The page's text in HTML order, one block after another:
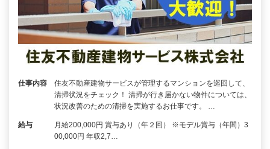
仕事内容
住友不動産建物サービスが管理するマンションを巡回して、
清掃状況をチェック！ 清掃が行き届かない物件については、
状況改善のための清掃を実施するお仕事です。 …
給与
月給200,000円 賞与あり（年２回） ※モデル賞与（年間）3
00,000円 年収2,7…